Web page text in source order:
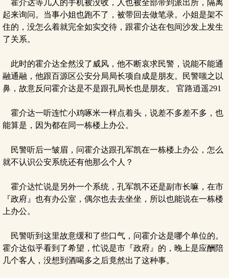
霍介达等几人的手机被没收，人也被全部带到派出所，隔离
起来询问。当事小姐也跑不了，被带回去做笔录。小姐是架不
住的，没怎么着就完全如实交待，跟霍介达在包间沙发上发生
了关系。
此时的霍介达全然没了威风，他不断哀求民警，说能不能通
融通融，他跟百源区公安分局局长项自成是朋友。民警嗤之以
鼻，故意反问霍介达是不是跟孔局长也是朋友。 官路逍遥291
霍介达一听连忙小鸡啄米一样点着头，说差不多差不多，也
能算是，因为都在同一栋楼上办公。
民警听后一皱眉，问霍介达跟孔军凯在一栋楼上办公，怎么
就不认识公安系统还有他那么个人？
霍介达忙说是另外一个系统，孔军凯不还是副市长嘛，在市
『政府』也有办公室，偶尔也去去坐坐，所以也能说在一栋楼
上办公。
民警听到这里故意缓和了些口气，问霍介达是哪个单位的。
霍介达似乎看到了希望，忙说是市『政府』的，晚上是应酬陪
几个客人，没想到酒喝多之后竟然出了这种事。